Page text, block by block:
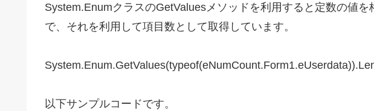
System.EnumクラスのGetValuesメソッドを利用すると定数の値
で、それを利用して項目数として取得しています。
以下サンプルコードです。